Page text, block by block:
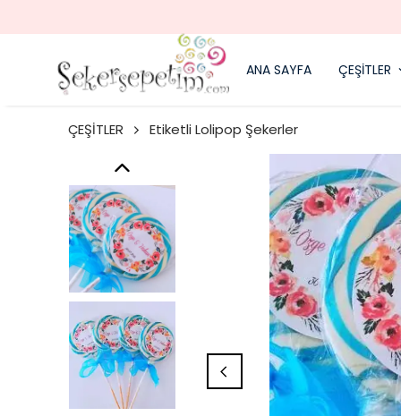
ANA SAYFA ÇEŞİTLER
ÇEŞİTLER Etiketli Lolipop Şekerler